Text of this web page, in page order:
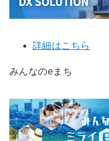
詳細はこちら
みんなのeまち